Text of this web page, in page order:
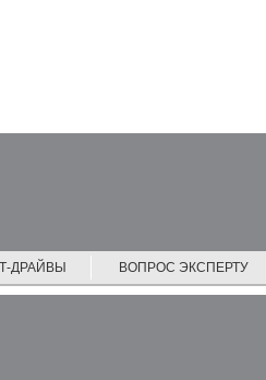
ДРАЙВЫ ВОПРОС ЭКСПЕРТУ